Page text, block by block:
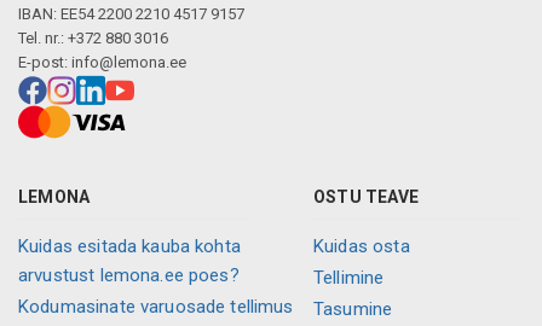
IBAN: EE54 2200 2210 4517 9157
Tel. nr.: +372 880 3016
E-post: info@lemona.ee
LEMONA
Kuidas esitada kauba kohta
arvustust lemona.ee poes?
Kodumasinate varuosade tellimus
OSTU TEAVE
Kuidas osta
Tellimine
Tasumine